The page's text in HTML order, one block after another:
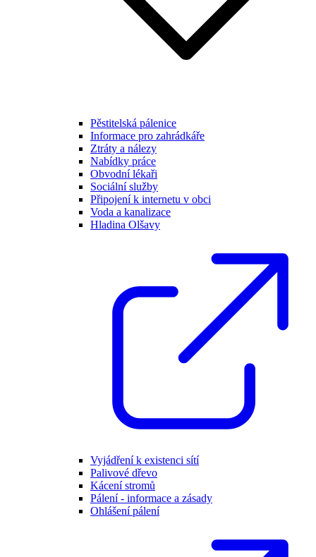
Pěstitelská pálenice
Informace pro zahrádkáře
Ztráty a nálezy
Nabídky práce
Obvodní lékaři
Sociální služby
Připojení k internetu v obci
Voda a kanalizace
Hladina Olšavy
Vyjádření k existenci sítí
Palivové dřevo
Kácení stromů
Pálení - informace a zásady
Ohlášení pálení